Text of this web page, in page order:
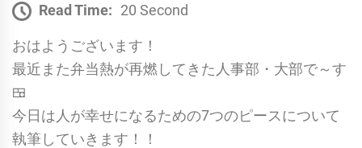
Read Time: 20 Second
おはようございます！
最近また弁当熱が再燃してきた人事部・大部で～す
🍱
今日は人が幸せになるための7つのピースについて
執筆していきます！！